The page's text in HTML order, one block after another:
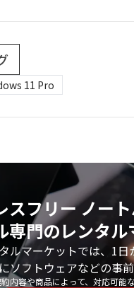
11 Pro
スフリー ノー
専門のレンタ
ルマーケットでは、1
ソフトウェアなどの事
内容や商品によって、対応可能